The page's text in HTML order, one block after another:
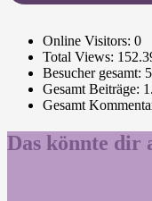
Online Visitors: 0
Total Views:
Besucher gesamt:
Gesamt Beiträge:
Gesamt
Das könnte dir